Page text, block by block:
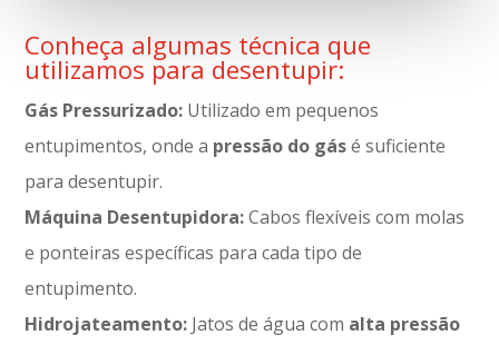
Conheça algumas técnica que
utilizamos para desentupir:
Gás Pressurizado: Utilizado em pequenos
entupimentos, onde a pressão do gásé suficiente
para desentupir.
Máquina Desentupidora:Cabos flexíveis com molas
e ponteiras específicas para cada tipo de
entupimento.
Hidrojateamento: Jatos de água com alta pressão